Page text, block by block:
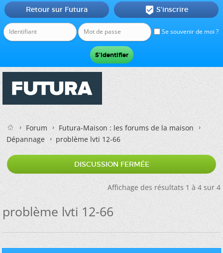
Se souvenir de moi ?
Retour sur Futura  S'inscrire
Forum
Futura-Maison : les forums de la maison
Dépannage
problème lvti 12-66
DISCUSSION FERMÉE
Affichage des résultats 1 à 4 sur 4
problème lvti 12-66